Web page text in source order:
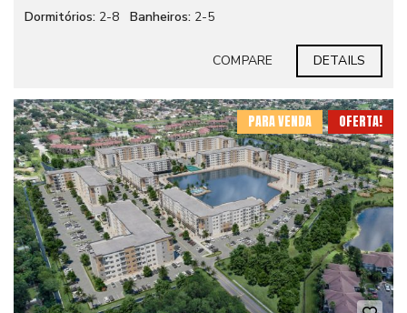
Dormitórios: 2-8 Banheiros: 2-5
COMPARE DETAILS
OFERTA!
PARA VENDA